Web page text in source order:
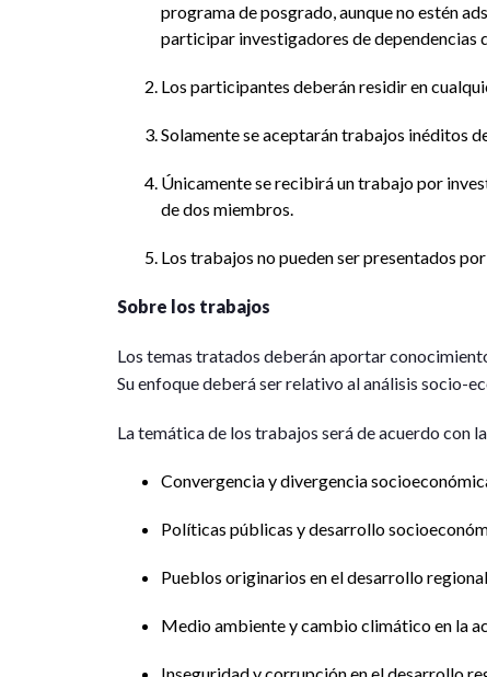
programa de posgrado, aunque no estén
participar investigadores de dependencias
Los participantes deberán residir en
Solamente se aceptarán trabajos inéditos
Únicamente se recibirá un trabajo por
de dos miembros.
Los trabajos no pueden ser presentados
Sobre los trabajos
Los temas tratados deberán aportar
Su enfoque deberá ser relativo al análisis socio-
La temática de los trabajos será de acuerdo con
Convergencia y divergencia
Políticas públicas y desarrollo
Pueblos originarios en el desarrollo
Medio ambiente y cambio climático en la